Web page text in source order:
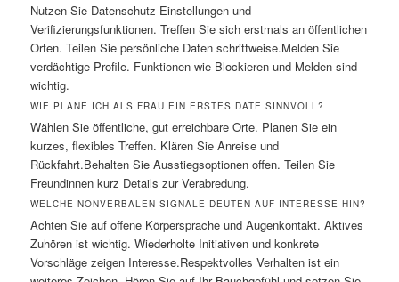
Nutzen Sie Datenschutz-Einstellungen und
Verifizierungsfunktionen. Treffen Sie sich erstmals an öffentlichen
Orten. Teilen Sie persönliche Daten schrittweise.Melden Sie
verdächtige Profile. Funktionen wie Blockieren und Melden sind
wichtig.
WIE PLANE ICH ALS FRAU EIN ERSTES DATE SINNVOLL?
Wählen Sie öffentliche, gut erreichbare Orte. Planen Sie ein
kurzes, flexibles Treffen. Klären Sie Anreise und
Rückfahrt.Behalten Sie Ausstiegsoptionen offen. Teilen Sie
Freundinnen kurz Details zur Verabredung.
WELCHE NONVERBALEN SIGNALE DEUTEN AUF INTERESSE HIN?
Achten Sie auf offene Körpersprache und Augenkontakt. Aktives
Zuhören ist wichtig. Wiederholte Initiativen und konkrete
Vorschläge zeigen Interesse.Respektvolles Verhalten ist ein